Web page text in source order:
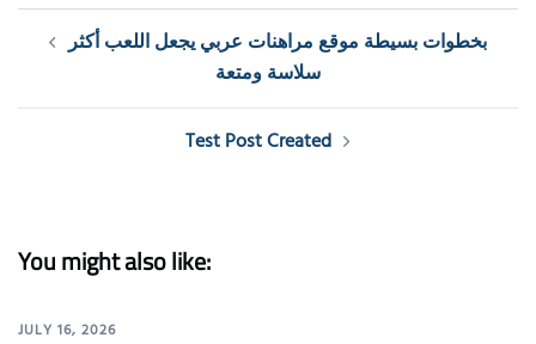
Post
navigation
بخطوات بسيطة موقع مراهنات عربي يجعل اللعب أكثر
سلاسة ومتعة
Test Post Created
You might also like:
JULY 16, 2026